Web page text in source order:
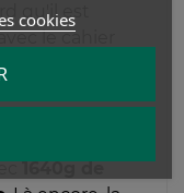
qu'il est
le cahier
La coque est
des
cookies